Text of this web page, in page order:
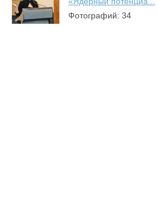
Фотографий: 34